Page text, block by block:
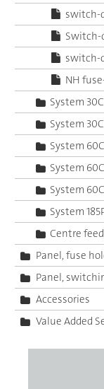
switch-
Switch-
switch-
NH
System
System
System
System
System
System
Centre
Panel, fuse
Panel,
Accessories
Value Added